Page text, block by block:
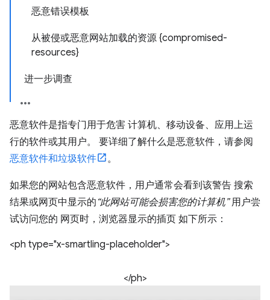
恶意错误模板
从被侵或恶意网站加载的资源 {compromised-
resources}
进一步调查
恶意软件是指专门用于危害 计算机、移动设备、应用上运
行的软件或其用户。 要详细了解什么是恶意软件，请参阅
恶意软件和垃圾软件
。
如果您的网站包含恶意软件，用户通常会看到该警告 搜索
结果或网页中显示的 “此网站可能会损害您的计算机”用户尝
试访问您的 网页时，浏览器显示的插页 如下所示：
<ph type="x-smartling-placeholder">
</ph>